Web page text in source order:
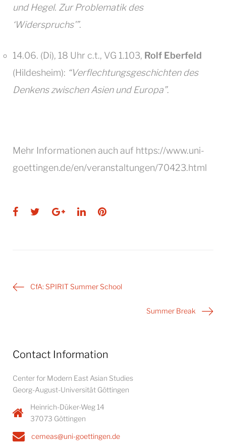
und Hegel. Zur Problematik des
‘Widerspruchs'”.
14.06. (Di), 18 Uhr c.t., VG 1.103, Rolf Eberfeld
(Hildesheim): “Verflechtungsgeschichten des
Denkens zwischen Asien und Europa”.
Mehr Informationen auch auf https://www.uni-
goettingen.de/en/veranstaltungen/70423.html
Facebook
TwitterGoogle+
LinkedInPinterest
PostCfA: SPIRIT Summer School
Summer Break
Contact Information
Center for Modern East Asian Studies
Georg-August-Universität Göttingen
Heinrich-Düker-Weg 14
37073 Göttingen
cemeas@uni-goettingen.de